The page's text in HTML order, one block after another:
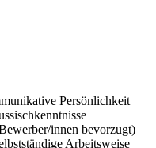
Persönlichkeit
innen bevorzugt)
Arbeitsweise